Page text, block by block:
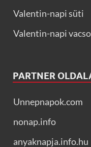
Valentin-napi süti
Valentin-napi
PARTNER
Unnepnapok.com
nonap.info
anyaknapja.info.hu